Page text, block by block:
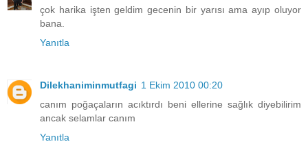
çok harika işten geldim gecenin bir yarısı ama ayıp oluyor
bana.
Yanıtla
Dilekhaniminmutfagi 1 Ekim 2010 00:20
canım poğaçaların acıktırdı beni ellerine sağlık diyebilirim
ancak selamlar canım
Yanıtla